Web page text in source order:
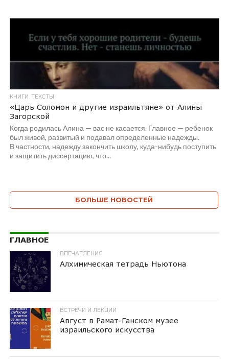
КНИГИ. ТЕКСТЫ
«Царь Соломон и другие израильтяне» от Алины
Загорской
Когда родилась Алина — вас не касается. Главное — ребенок
был живой, развитый и подавал определенные надежды.
В частности, надежду закончить школу, куда-нибудь поступить
и защитить диссертацию, что...
БОЛЬШЕ НОВОСТЕЙ
ГЛАВНОЕ
ВПЕЧАТЛЕНИЯ
Алхимическая тетрадь Ньютона
ВСТРЕЧИ И ЛЕКЦИИ
Август в Рамат-Ганском музее
израильского искусства